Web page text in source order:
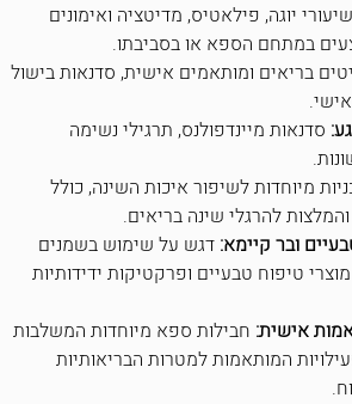
שיעורי יוגה, פילאטיס, מדיטציה ואימונים
במתחם הספא או בסביבתו.
בריאים ומותאמים אישית, סדנאות בישול
סדנאות מיינדפולנס, תרגילי נשימה
מיוחדות לשיפור איכות השינה, כולל
להרגלי שינה בריאים.
ובר קיימא: דגש על שימוש בשמנים
טיפוח טבעיים ופרקטיקות ידידותיות
אישית: חבילות ספא מיוחדות המשלבות
המותאמות למטרות הבריאותיות